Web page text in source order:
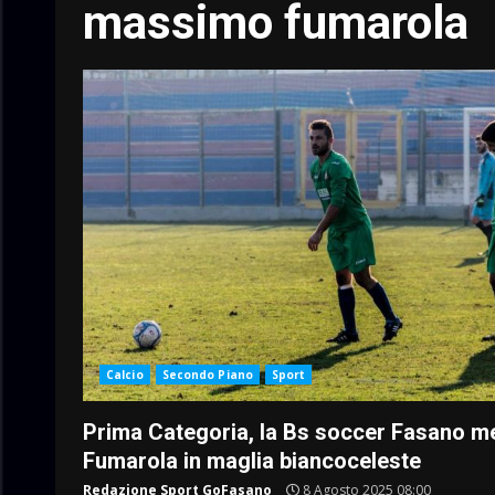
massimo fumarola
Calcio Secondo Piano Sport
Prima Categoria, la Bs soccer Fasano
Fumarola in maglia biancoceleste
Redazione Sport GoFasano 8 Agosto 2025 08:00